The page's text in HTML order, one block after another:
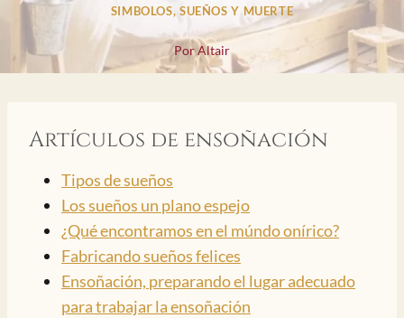
SIMBOLOS, SUEÑOS Y MUERTE
PorAltair
Artículos de ensoñación
Tipos de sueños
Los sueños un plano espejo
¿Qué encontramos en el múndo onírico?
Fabricando sueños felices
Ensoñación, preparando el lugar adecuado
para trabajar la ensoñación